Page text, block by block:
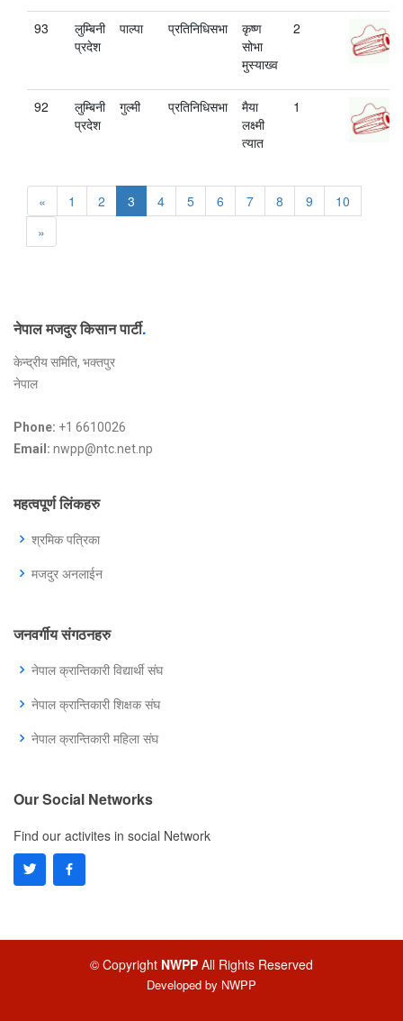
93
लुम्बिनी
प्रदेश
पाल्पा प्रतिनिधिसभा
कृष्ण
सोभा
मुस्याख्व
2
92
लुम्बिनी
प्रदेश
गुल्मी प्रतिनिधिसभा
मैया
लक्ष्मी
त्यात
1
« 1 2 3 4 5 6 7 8 9
10
»
नेपाल मजदुर किसान पार्टी.
केन्द्रीय समिति, भक्तपुर
नेपाल
Phone: +1 6610026
Email: nwpp@ntc.net.np
महत्वपूर्ण लिंकहरु
श्रमिक पत्रिका
मजदुर अनलाईन
जनवर्गीय संगठनहरु
नेपाल क्रान्तिकारी विद्यार्थी संघ
नेपाल क्रान्तिकारी शिक्षक संघ
नेपाल क्रान्तिकारी महिला संघ
Our Social Networks
Find our activites in social Network
© Copyright NWPP All Rights Reserved
Developed by NWPP